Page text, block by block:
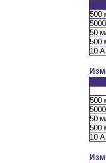
500
50
500
10 А
500
50
500
10 А